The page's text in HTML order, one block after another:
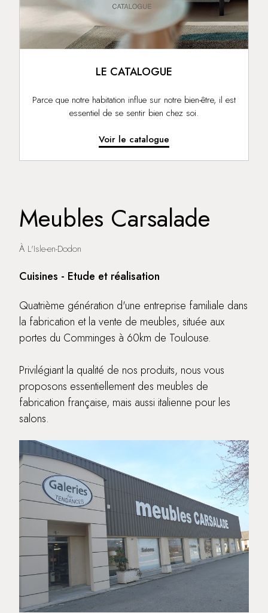
LE CATALOGUE
Parce que notre habitation influe sur notre bien-être, il est
essentiel de se sentir bien chez soi.
Voir le catalogue
Meubles Carsalade
À L'Isle-en-Dodon
Cuisines - Etude et réalisation
Quatrième génération d'une entreprise familiale dans
la fabrication et la vente de meubles, située aux
portes du Comminges à 60km de Toulouse.
Privilégiant la qualité de nos produits, nous vous
proposons essentiellement des meubles de
fabrication française, mais aussi italienne pour les
salons.